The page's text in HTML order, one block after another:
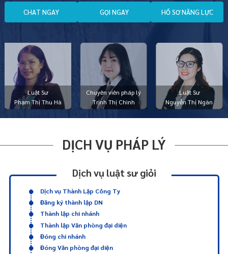
Luật Sư
Phạm Thị Thu Hà
Chuyên viên pháp lý
Trịnh Thị Chình
Luật Sư
Nguyễn Thị Ngàn
CHAT NGAY GỌI NGAY HỒ SƠ NĂNG LỰC
DỊCH VỤ PHÁP LÝ
Dịch vụ luật sư giỏi
Dịch vụ Thành Lập Công Ty
Đăng ký thành lập DN
Thành lập chi nhánh
Thành lập Văn phòng đại diện
Đóng chi nhánh
Đóng Văn phòng đại diện